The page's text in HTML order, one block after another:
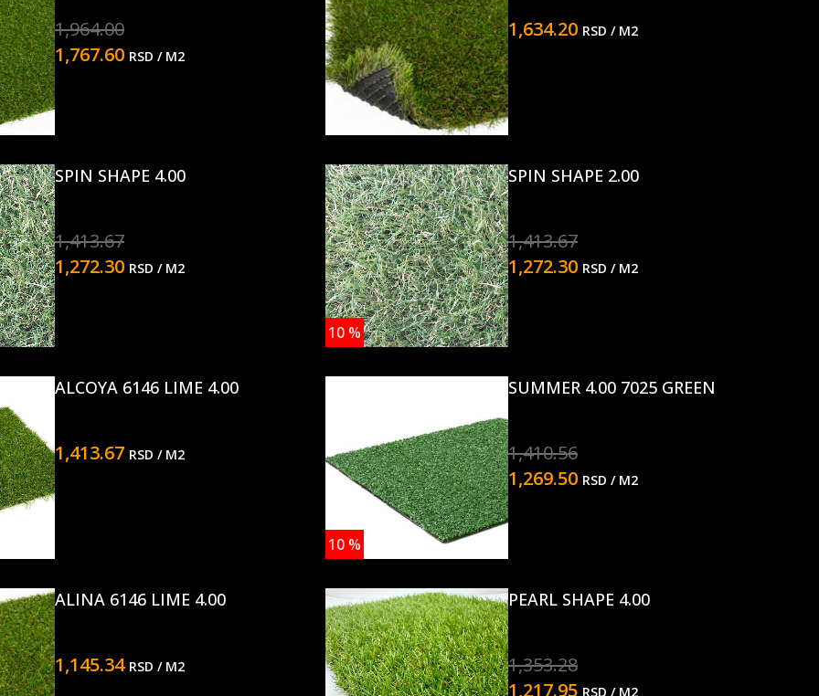
1,964.00
1,767.60 RSD / M2
1,634.20 RSD / M2
SPIN SHAPE 4.00
1,413.67
1,272.30 RSD / M2
10 %
SPIN SHAPE 2.00
1,413.67
1,272.30 RSD / M2
ALCOYA 6146 LIME 4.00
1,413.67 RSD / M2
10 %
SUMMER 4.00 7025 GREEN
1,410.56
1,269.50 RSD / M2
ALINA 6146 LIME 4.00
1,145.34 RSD / M2
PEARL SHAPE 4.00
1,353.28
1,217.95 RSD / M2